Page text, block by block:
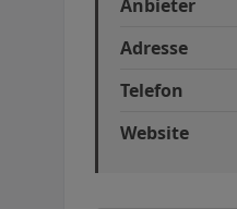
Anbieter
Adresse
Telefon
Website